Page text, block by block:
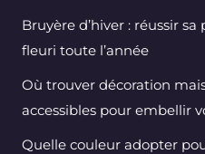
Bruyère d’hiver : réussir
fleuri toute l’année
Où trouver décoration
accessibles pour embellir
Quelle couleur adopter